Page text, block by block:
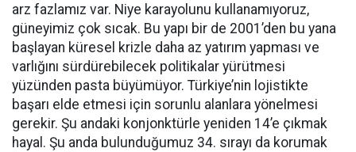
arz fazlamız var. Niye karayolunu kullanamıyoruz,
güneyimiz çok sıcak. Bu yapı bir de 2001’den bu yana
başlayan küresel krizle daha az yatırım yapması ve
varlığını sürdürebilecek politikalar yürütmesi
yüzünden pasta büyümüyor. Türkiye’nin lojistikte
başarı elde etmesi için sorunlu alanlara yönelmesi
gerekir. Şu andaki konjonktürle yeniden 14’e çıkmak
hayal. Şu anda bulunduğumuz 34. sırayı da korumak